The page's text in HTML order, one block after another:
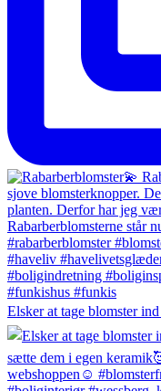
Elsker at tage blomster